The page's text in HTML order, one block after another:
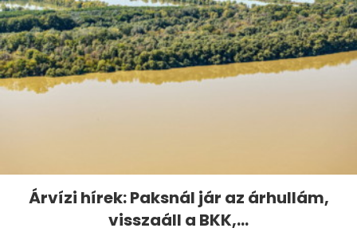
Árvízi hírek: Paksnál jár az árhullám,
visszaáll a BKK,...